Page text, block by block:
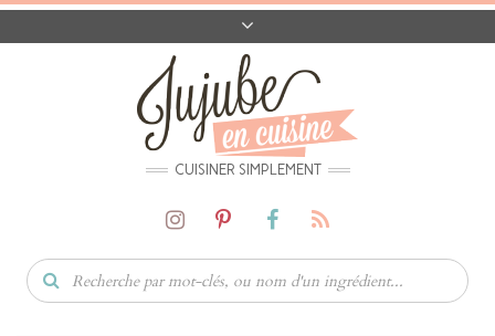
CONTACT
CODES PROMO
MATÉRIEL
CUISINER SIMPLEMENT